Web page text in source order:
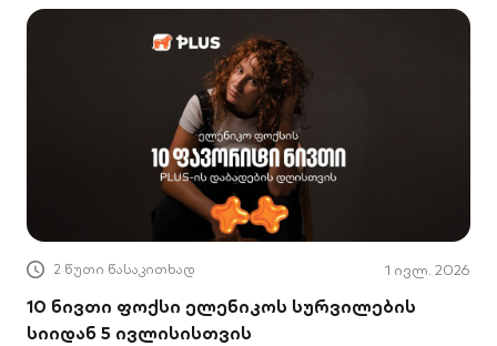
2 წუთი წასაკითხად 1 ივლ. 2026
10 ნივთი ფოქსი ელენიკოს სურვილების
სიიდან 5 ივლისისთვის